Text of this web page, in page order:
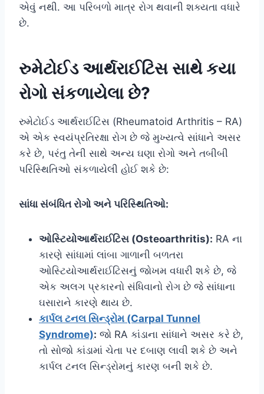
એવું નથી. આ પરિબળો માત્ર રોગ થવાની શક્યતા વધારે
છે.
રુમેટોઈડ આર્થરાઈટિસ સાથે કયા
રોગો સંકળાયેલા છે?
રુમેટોઈડ આર્થરાઈટિસ (Rheumatoid Arthritis – RA)
એ એક સ્વયંપ્રતિરક્ષા રોગ છે જે મુખ્યત્વે સાંધાને અસર
કરે છે, પરંતુ તેની સાથે અન્ય ઘણા રોગો અને તબીબી
પરિસ્થિતિઓ સંકળાયેલી હોઈ શકે છે:
સાંધા સંબંધિત રોગો અને પરિસ્થિતિઓ:
ઓસ્ટિયોઆર્થરાઈટિસ (Osteoarthritis): RA ના
કારણે સાંધામાં લાંબા ગાળાની બળતરા
ઓસ્ટિયોઆર્થરાઈટિસનું જોખમ વધારી શકે છે, જે
એક અલગ પ્રકારનો સંધિવાનો રોગ છે જે સાંધાના
ઘસારાને કારણે થાય છે.
કાર્પલ ટનલ સિન્ડ્રોમ (Carpal Tunnel
Syndrome): જો RA કાંડાના સાંધાને અસર કરે છે,
તો સોજો કાંડામાં ચેતા પર દબાણ લાવી શકે છે અને
કાર્પલ ટનલ સિન્ડ્રોમનું કારણ બની શકે છે.